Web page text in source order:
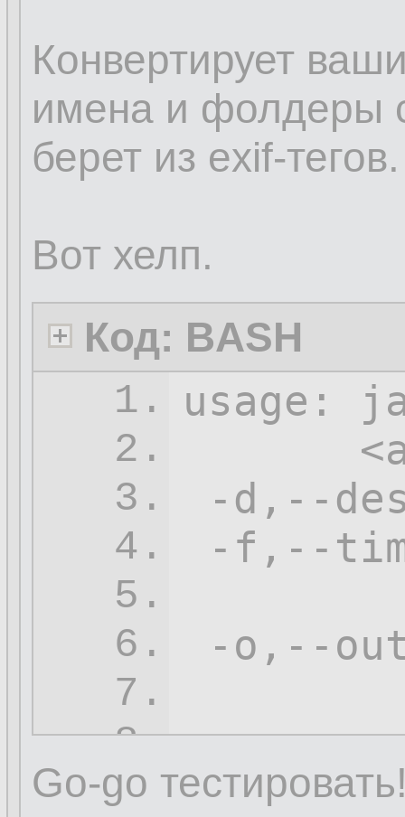
Конвертирует
имена и фолдеры
берет из exif-тегов.
Вот хелп.
Код: BASH
1.
2.
3.
4.
5.
6.
7.
8.
9.
usage:
<arg>
-d ,--
-f ,--
-o,--
-s,--
-t,--trash
Go-go